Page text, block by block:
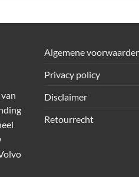
Algemene
Privacy policy
Disclaimer
Retourrecht